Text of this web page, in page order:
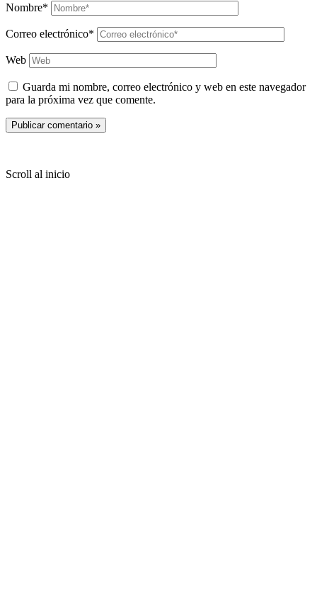
Nombre*
Correo electrónico*
Web
Guarda mi nombre, correo electrónico y web en este navegador
para la próxima vez que comente.
Scroll al inicio